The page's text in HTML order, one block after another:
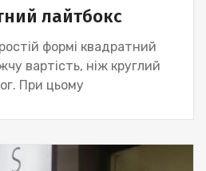
лайтбокс
формі квадратний
вартість, ніж круглий
При цьому